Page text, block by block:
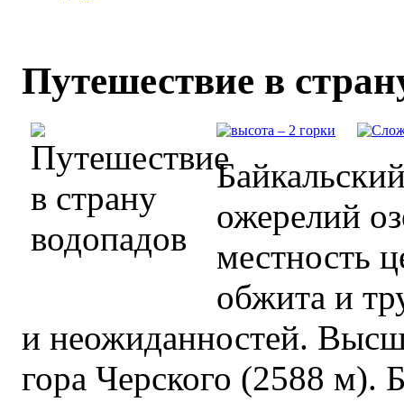
Путешествие в
ожерелий
местность
обжита и
и неожиданностей.
гора Черского (2588 м).